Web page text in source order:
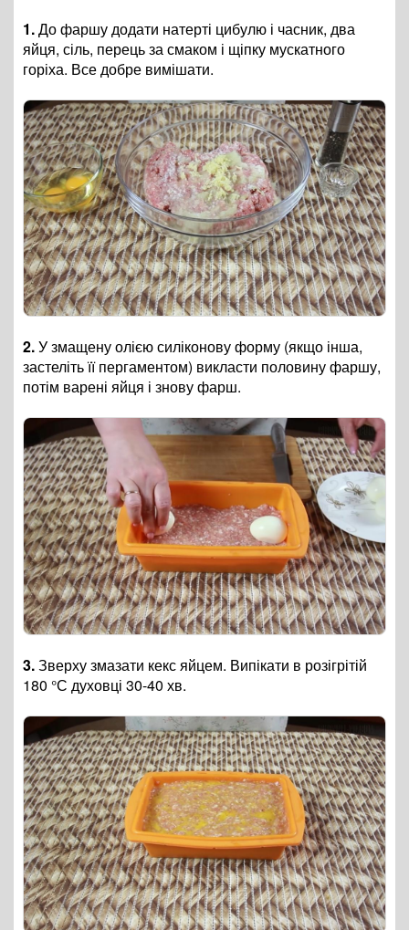
1.До фаршу додати натерті цибулю і часник, два
яйця, сіль, перець за смаком і щіпку мускатного
горіха. Все добре вимішати.
2.У змащену олією силіконову форму (якщо інша,
застеліть її пергаментом) викласти половину фаршу,
потім варені яйця і знову фарш.
3.Зверху змазати кекс яйцем. Випікати в розігрітій
180 °С духовці 30-40 хв.